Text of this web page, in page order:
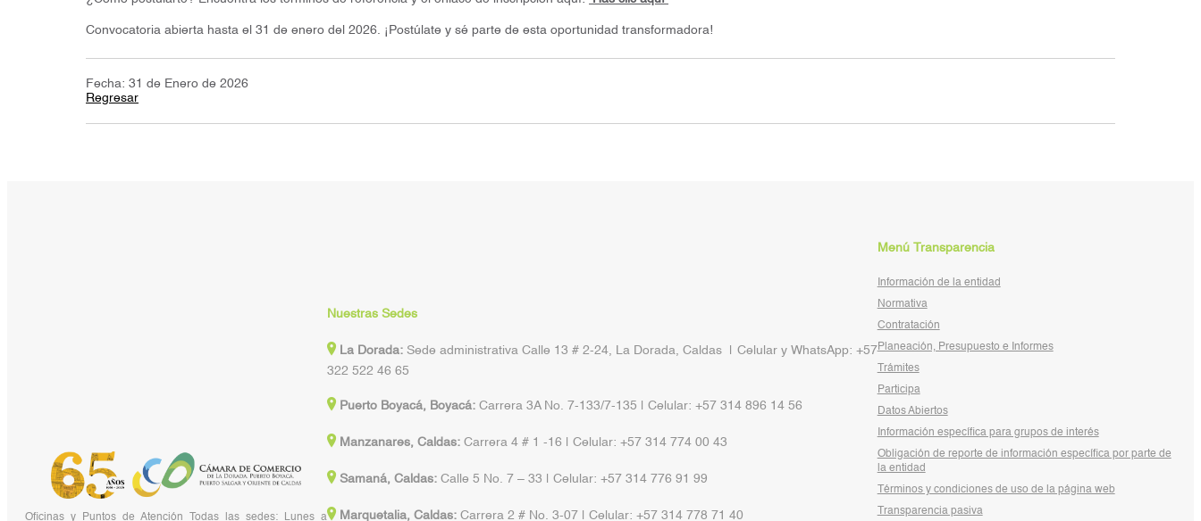
Convocatoria abierta hasta el 31 de enero del 2026. ¡Postúlate y sé parte de esta oportunidad transformadora!
Fecha: 31 de Enero de 2026
Regresar
Oficinas y Puntos de Atención Todas las sedes: Lunes a
Nuestras Sedes
La Dorada:Sede administrativa Calle 13 # 2-24, La Dorada, Caldas | Celular y WhatsApp: +57
322 522 46 65
Puerto Boyacá, Boyacá:Carrera 3A No. 7-133/7-135 | Celular: +57 314 896 14 56
Manzanares, Caldas:Carrera 4 # 1 -16 | Celular: +57 314 774 00 43
Samaná, Caldas: Calle 5 No. 7 – 33 | Celular: +57 314 776 91 99
Marquetalia, Caldas:Carrera 2 # No. 3-07 | Celular: +57 314 778 71 40
Menú Transparencia
Información de la entidad
Normativa
Contratación
Planeación, Presupuesto e Informes
Trámites
Participa
Datos Abiertos
Información específica para grupos de interés
Obligación de reporte de información específica por parte de
la entidad
Términos y condiciones de uso de la página web
Transparencia pasiva